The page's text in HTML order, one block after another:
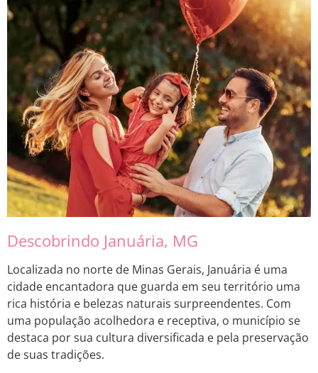
Descobrindo Januária, MG
Localizada no norte de Minas Gerais, Januária é uma
cidade encantadora que guarda em seu território uma
rica história e belezas naturais surpreendentes. Com
uma população acolhedora e receptiva, o município se
destaca por sua cultura diversificada e pela preservação
de suas tradições.